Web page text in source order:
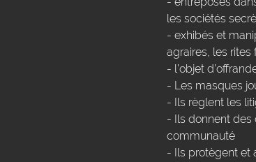
les sociétés
- exhibés et
agraires, les rites
- l’objet
- Les masques
- Ils règlent les
- Ils donnent des
communauté
- Ils protègent et